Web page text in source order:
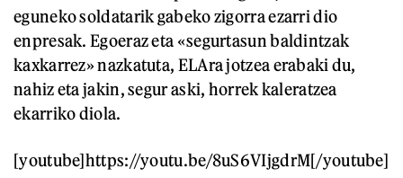
eguneko soldatarik gabeko zigorra ezarri dio
enpresak. Egoeraz eta «segurtasun baldintzak
kaxkarrez» nazkatuta, ELAra jotzea erabaki du,
nahiz eta jakin, segur aski, horrek kaleratzea
ekarriko diola.
[youtube]https://youtu.be/8uS6VIjgdrM[/youtube]